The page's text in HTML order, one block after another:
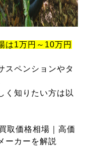
は1万円～10万円
スペンションやタ
く知りたい方は以
取価格相場｜高価
ーカーを解説